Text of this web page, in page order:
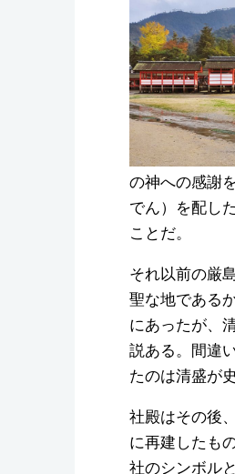
の神への感謝
でん）を配し
ことだ。
それ以前の厳
聖な地である
にあったが、
説ある。間違
たのは清盛が
社殿はその後
に再建したも
社のシンボル